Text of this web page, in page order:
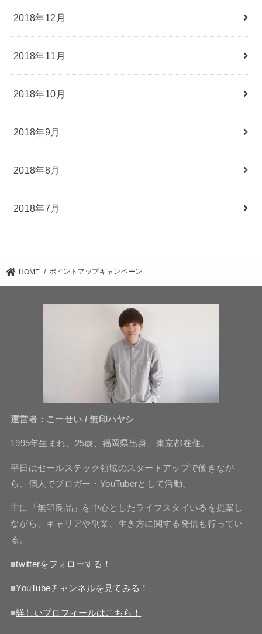
2018年12月
2018年11月
2018年10月
2018年9月
2018年8月
2018年7月
HOME ポイントアップキャンペーン
運営者：こーせい / 無印ハヤシ
1995年生まれ、25歳、福岡県出身、東京都在住。
平日はセールステック領域のスタートアップで働きなが
ら、個人でブロガー・YouTuberとして活動。
主に「無印良品」を中心としたライフスタイいるを提案し
ながら、キャリアや副業、生き方に関する発信も行ってい
る。
■twitterをフォローする！
■YouTubeチャンネルを見てみる！
■詳しいプロフィールはこちら！